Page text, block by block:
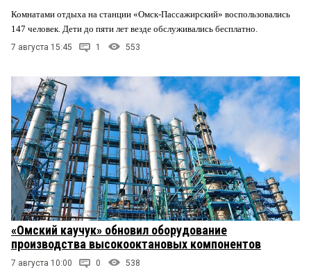
Комнатами отдыха на станции «Омск-Пассажирский» воспользовались
147 человек. Дети до пяти лет везде обслуживались бесплатно.
7 августа 15:45 1 553
«Омский каучук» обновил оборудование
производства высокооктановых компонентов
7 августа 10:00 0 538